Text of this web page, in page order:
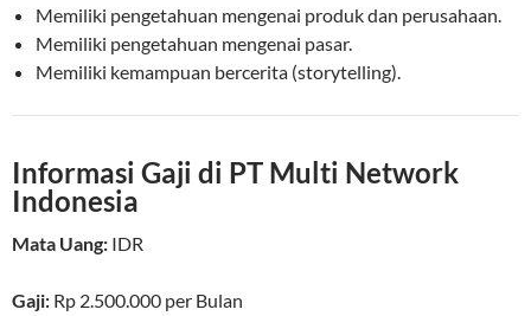
Memiliki pengetahuan mengenai produk dan perusahaan.
Memiliki pengetahuan mengenai pasar.
Memiliki kemampuan bercerita (storytelling).
Informasi Gaji di PT Multi Network
Indonesia
Mata Uang: IDR
Gaji: Rp 2.500.000 per Bulan